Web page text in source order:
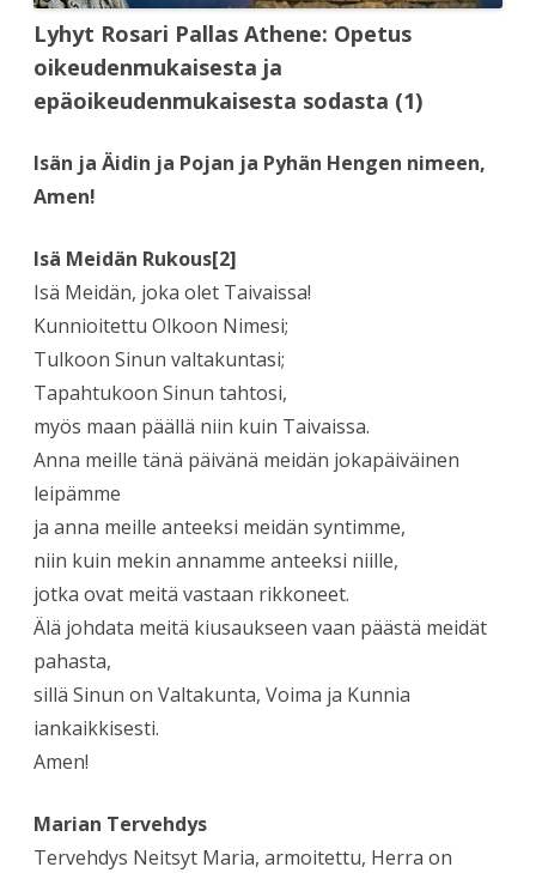
Lyhyt Rosari Pallas Athene: Opetus
oikeudenmukaisesta ja
epäoikeudenmukaisesta sodasta (1)
Isän ja Äidin ja Pojan ja Pyhän Hengen nimeen,
Amen!
Isä Meidän Rukous[2]
Isä Meidän, joka olet Taivaissa!
Kunnioitettu Olkoon Nimesi;
Tulkoon Sinun valtakuntasi;
Tapahtukoon Sinun tahtosi,
myös maan päällä niin kuin Taivaissa.
Anna meille tänä päivänä meidän jokapäiväinen
leipämme
ja anna meille anteeksi meidän syntimme,
niin kuin mekin annamme anteeksi niille,
jotka ovat meitä vastaan rikkoneet.
Älä johdata meitä kiusaukseen vaan päästä meidät
pahasta,
sillä Sinun on Valtakunta, Voima ja Kunnia
iankaikkisesti.
Amen!
Marian Tervehdys
Tervehdys Neitsyt Maria, armoitettu, Herra on